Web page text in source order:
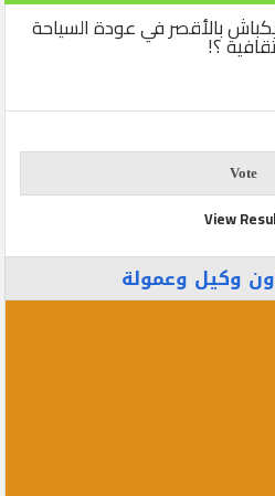
بالأقصر في عودة السياحة
؟!
View
وكيل وعمولة